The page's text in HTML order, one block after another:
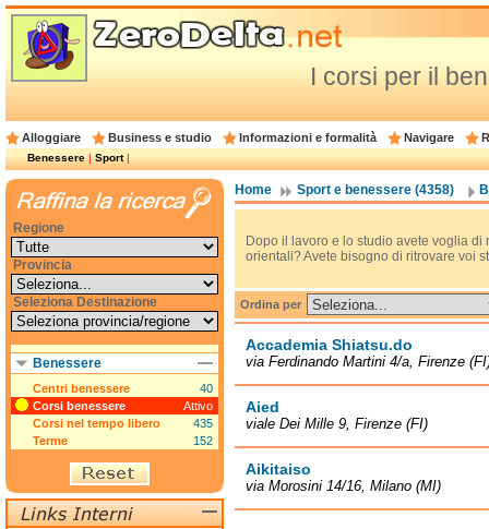
I corsi per il
Alloggiare Business e studio Informazioni e formalità Navigare
Benessere|Sport|
Home Sport e benessere (4358)
Dopo il lavoro e lo studio avete voglia
orientali? Avete bisogno di ritrovare voi
Ordina per
Accademia Shiatsu.do
via Ferdinando Martini 4/a, Firenze
Aied
viale Dei Mille 9, Firenze (FI)
Aikitaiso
via Morosini 14/16, Milano (MI)
Regione
Provincia
Seleziona Destinazione
Benessere
Centri benessere
40
Corsi benessere
Attivo
Corsi nel tempo libero
435
Terme
152